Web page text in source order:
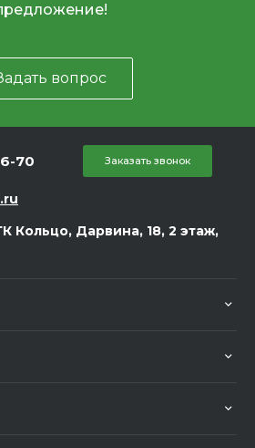
вопрос
70 Заказать звонок
Кольцо, Дарвина, 18, 2 этаж,